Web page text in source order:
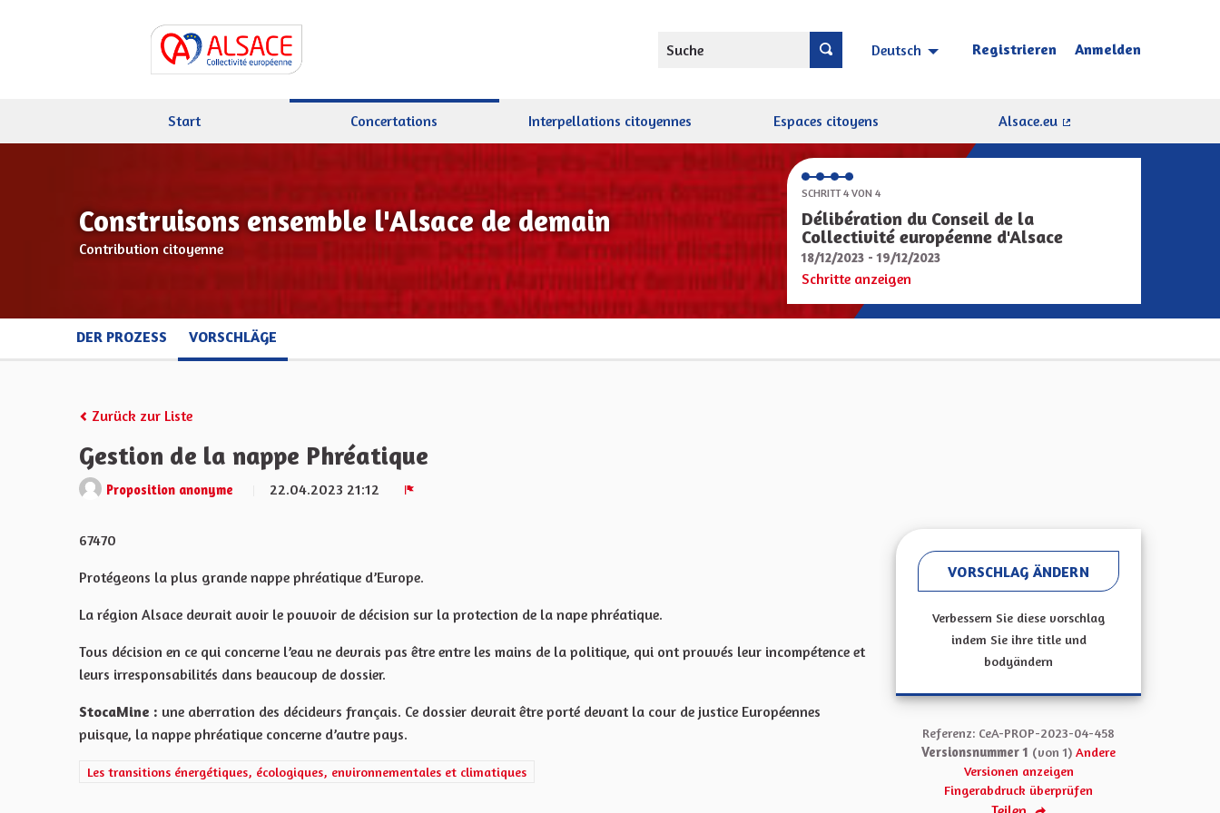
Suche Deutsch Choisir la langue Sprache wählen
Registrieren Anmelden
Start Concertations Interpellations citoyennes Espaces citoyens
Alsace.eu
Construisons ensemble l'Alsace de demain
Contribution citoyenne
SCHRITT 4 VON 4
Délibération du Conseil de la
Collectivité européenne d'Alsace
18/12/2023 - 19/12/2023
Schritte anzeigen
DER PROZESS VORSCHLÄGE
Zurück zur Liste
Gestion de la nappe Phréatique
Proposition anonyme
22.04.2023 21:12
67470
Protégeons la plus grande nappe phréatique d’Europe.
La région Alsace devrait avoir le pouvoir de décision sur la protection de la nape phréatique.
Tous décision en ce qui concerne l’eau ne devrais pas être entre les mains de la politique, qui ont prouvés leur incompétence et
leurs irresponsabilités dans beaucoup de dossier.
StocaMine : une aberration des décideurs français. Ce dossier devrait être porté devant la cour de justice Européennes
puisque, la nappe phréatique concerne d’autre pays.
Ergebnisse nach Kategorie filtern: Les transitions énergétiques, écologiques, environnementales et climatiques
Les transitions énergétiques, écologiques, environnementales et climatiques
VORSCHLAG ÄNDERN
Verbessern Sie diese vorschlag
indem Sie ihre title und
bodyändern
Referenz: CeA-PROP-2023-04-458
Versionsnummer 1 (von 1) Andere
Versionen anzeigen
Fingerabdruck überprüfen